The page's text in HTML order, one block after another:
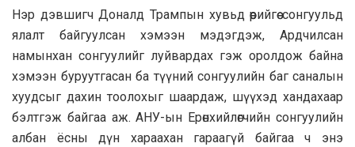
Нэр дэвшигч Доналд Трампын хувьд өөрийгөө сонгуульд
ялалт байгуулсан хэмээн мэдэгдэж, Ардчилсан
намынхан сонгуулийг луйвардах гэж оролдож байна
хэмээн буруутгасан ба түүний сонгуулийн баг саналын
хуудсыг дахин тоолохыг шаардаж, шүүхэд хандахаар
бэлтгэж байгаа аж. АНУ-ын Ерөнхийлөгчийн сонгуулийн
албан ёсны дүн хараахан гараагүй байгаа ч энэ